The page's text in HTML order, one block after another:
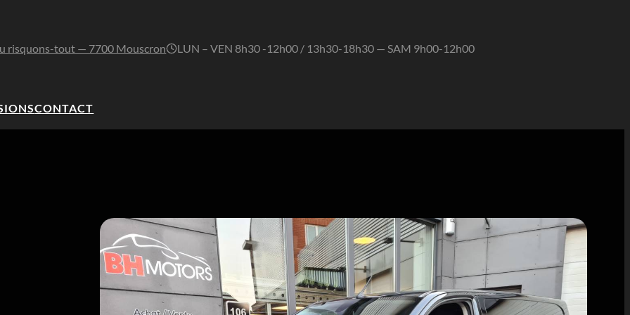
risquons-tout — 7700 Mouscron LUN – VEN 8h30 -12h00 / 13h30-18h30 — SAM 9h00-12h00
CONTACT